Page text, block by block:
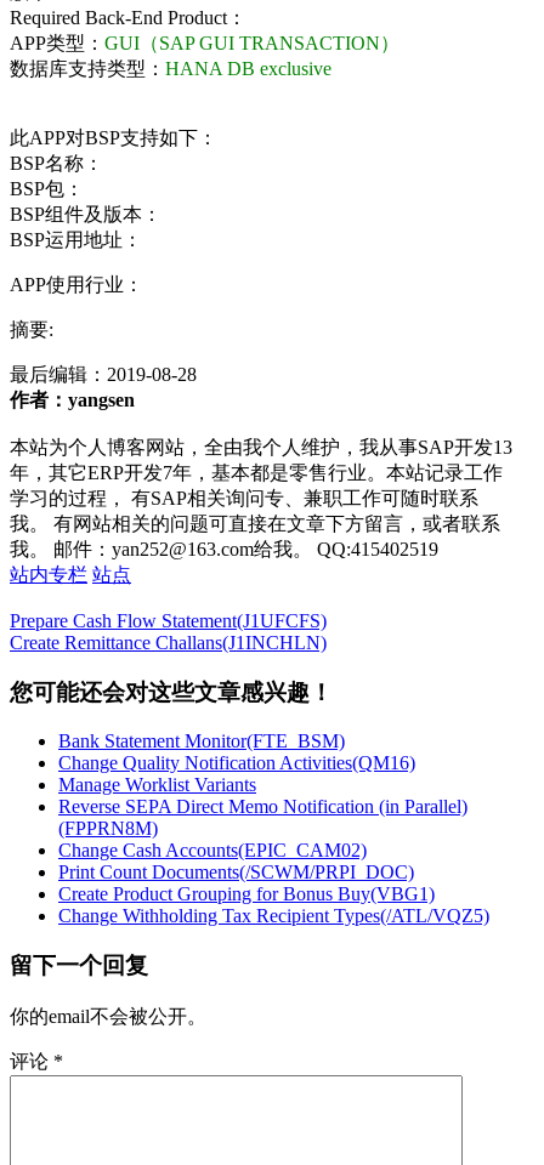
Required Back-End Product：
APP类型： GUI（SAP GUI TRANSACTION）
数据库支持类型： HANA DB exclusive
此APP对BSP支持如下：
BSP名称：
BSP包：
BSP组件及版本：
BSP运用地址：
APP使用行业：
摘要:
最后编辑： 2019-08-28
作者：yangsen
本站为个人博客网站，全由我个人维护，我从事SAP开发13
年，其它ERP开发7年，基本都是零售行业。本站记录工作
学习的过程， 有SAP相关询问专、兼职工作可随时联系
我。 有网站相关的问题可直接在文章下方留言，或者联系
我。 邮件：yan252@163.com给我。 QQ:415402519
站内专栏 站点
Prepare Cash Flow Statement(J1UFCFS)
Create Remittance Challans(J1INCHLN)
您可能还会对这些文章感兴趣！
Bank Statement Monitor(FTE_BSM)
Change Quality Notification Activities(QM16)
Manage Worklist Variants
Reverse SEPA Direct Memo Notification (in Parallel)
(FPPRN8M)
Change Cash Accounts(EPIC_CAM02)
Print Count Documents(/SCWM/PRPI_DOC)
Create Product Grouping for Bonus Buy(VBG1)
Change Withholding Tax Recipient Types(/ATL/VQZ5)
留下一个回复
你的email不会被公开。
评论 *